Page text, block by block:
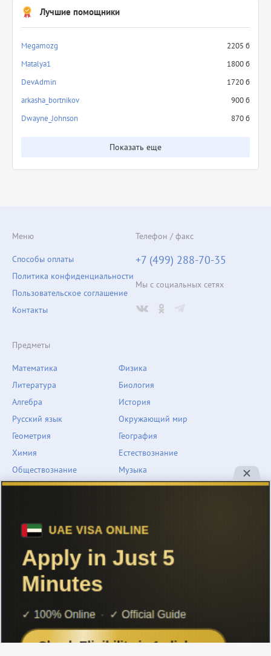
Лучшие помощники
Megamozg
2205 б
Matalya1
1800 б
DevAdmin
1720 б
arkasha_bortnikov
900 б
Dwayne_Johnson
870 б
Показать еще
Предметы
Математика
Литература
Алгебра
Русский язык
Геометрия
Химия
Физика
Биология
История
Окружающий мир
География
Естествознание
Обществознание
Английский язык
Информатика
Человек и мир
Музыка
ОБЖ
Меню
Способы оплаты
Политика конфиденциальности
Пользовательское соглашение
Контакты
Телефон / факс
+7 (499) 288-70-35
Мы с социальных сетях